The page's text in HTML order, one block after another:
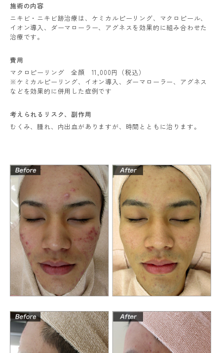
施術の内容
ニキビ・ニキビ跡治療は、ケミカルピーリング、マクロピール、
イオン導入、ダーマローラー、アグネスを効果的に組み合わせた
治療です。
費用
マクロピーリング 全顔 11,000円（税込）
※ケミカルピーリング、イオン導入、ダーマローラー、アグネス
などを効果的に併用した症例です
考えられるリスク、 副作用
むくみ、腫れ、内出血がありますが、時間とともに治ります。